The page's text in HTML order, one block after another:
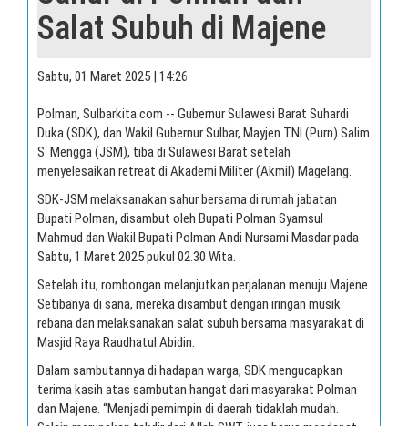
Salat Subuh di Majene
Sabtu, 01 Maret 2025 | 14:26
Polman, Sulbarkita.com -- Gubernur Sulawesi Barat Suhardi
Duka (SDK), dan Wakil Gubernur Sulbar, Mayjen TNI (Purn) Salim
S. Mengga (JSM), tiba di Sulawesi Barat setelah
menyelesaikan retreat di Akademi Militer (Akmil) Magelang.
SDK-JSM melaksanakan sahur bersama di rumah jabatan
Bupati Polman, disambut oleh Bupati Polman Syamsul
Mahmud dan Wakil Bupati Polman Andi Nursami Masdar pada
Sabtu, 1 Maret 2025 pukul 02.30 Wita.
Setelah itu, rombongan melanjutkan perjalanan menuju Majene.
Setibanya di sana, mereka disambut dengan iringan musik
rebana dan melaksanakan salat subuh bersama masyarakat di
Masjid Raya Raudhatul Abidin.
Dalam sambutannya di hadapan warga, SDK mengucapkan
terima kasih atas sambutan hangat dari masyarakat Polman
dan Majene. “Menjadi pemimpin di daerah tidaklah mudah.